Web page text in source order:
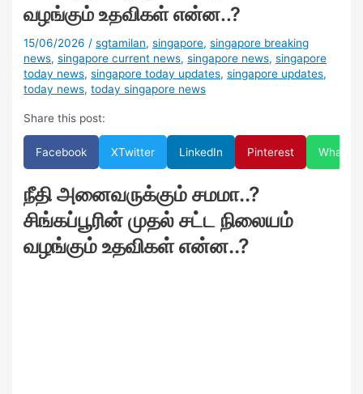
வழங்கும் உதவிகள் என்ன..?
15/06/2026 /sgtamilan,singapore,singapore breaking
news,singapore current news,singapore news,singapore
today news,singapore today updates,singapore updates,
today news,today singapore news
Share this post:
Facebook XTwitter LinkedIn Pinterest
நீதி அனைவருக்கும் சமமா..?
சிங்கப்பூரின் முதல் சட்ட நிலையம்
வழங்கும் உதவிகள் என்ன..?